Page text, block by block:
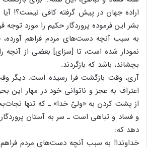
اراده جهان در پیش گرفته کافی نیست؟!
بشر این فرموده پروردگار حکیم را مورد توجه
به سبب آنچه دست‌های مردم فراهم
نمودار شده است، تا [سزای] بعضی از آنچه
بچشاند، باشد که بازگردند.
آری، وقت بازگشت فرا رسیده است. دیگر
اعتراف به عجز و ناتوانی خود در مهار این
از پشت کردن به «ولیّ خدا» ـ که تنها
و فساد و تباهی است ـ سر به آستان
دهد که:
خداوندا! به سبب آنچه دست‌های مردم